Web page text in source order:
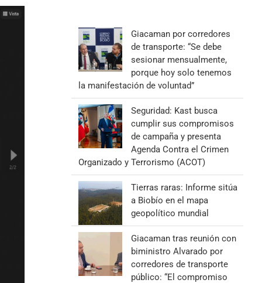
Giacaman por corredores
de transporte: “Se debe
sesionar mensualmente,
porque hoy solo tenemos
la manifestación de voluntad”
Seguridad: Kast busca
cumplir sus compromisos
de campaña y presenta
Agenda Contra el Crimen
Organizado y Terrorismo (ACOT)
Tierras raras: Informe sitúa
a Biobío en el mapa
geopolítico mundial
Giacaman tras reunión con
biministro Alvarado por
corredores de transporte
público: “El compromiso